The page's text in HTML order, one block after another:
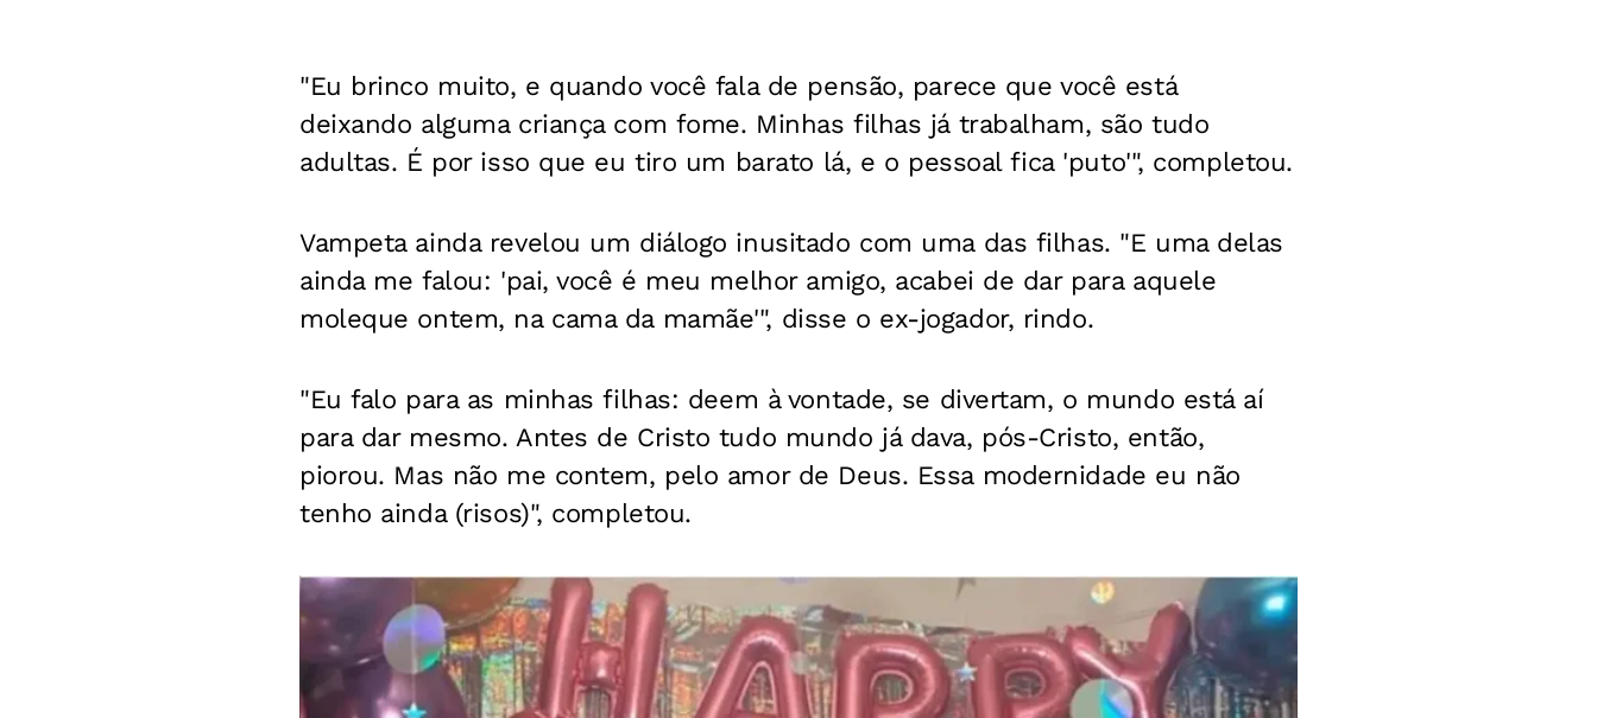
"Eu brinco muito, e quando você fala de pensão, parece que você está
deixando alguma criança com fome. Minhas filhas já trabalham, são tudo
adultas. É por isso que eu tiro um barato lá, e o pessoal fica 'puto'", completou.
Vampeta ainda revelou um diálogo inusitado com uma das filhas. "E uma delas
ainda me falou: 'pai, você é meu melhor amigo, acabei de dar para aquele
moleque ontem, na cama da mamãe'", disse o ex-jogador, rindo.
"Eu falo para as minhas filhas: deem à vontade, se divertam, o mundo está aí
para dar mesmo. Antes de Cristo tudo mundo já dava, pós-Cristo, então,
piorou. Mas não me contem, pelo amor de Deus. Essa modernidade eu não
tenho ainda (risos)", completou.